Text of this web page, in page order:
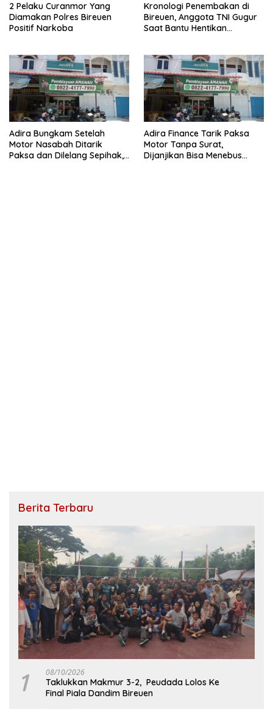
2 Pelaku Curanmor Yang
Diamakan Polres Bireuen
Positif Narkoba
Kronologi Penembakan di
Bireuen, Anggota TNI Gugur
Saat Bantu Hentikan
Adira Bungkam Setelah
Motor Nasabah Ditarik
Paksa dan Dilelang Sepihak,
Adira Finance Tarik Paksa
Motor Tanpa Surat,
Dijanjikan Bisa Menebus
Berita Terbaru
1 08/10/2026
Taklukkan Makmur 3-2, Peudada Lolos Ke
Final Piala Dandim Bireuen